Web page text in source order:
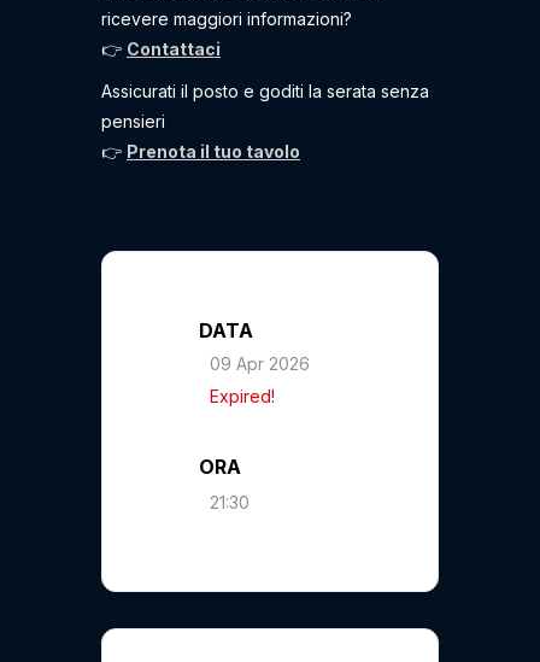
ricevere maggiori informazioni?
👉 Contattaci
Assicurati il posto e goditi la serata senza
pensieri
👉 Prenota il tuo tavolo
DATA
09 Apr 2026
Expired!
ORA
21:30